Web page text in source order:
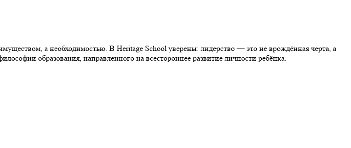
а необходимостью. В Heritage School уверены: лидерство — это не врождённая черта, а
образования, направленного на всестороннее развитие личности ребёнка.